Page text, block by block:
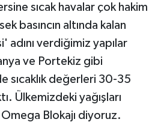
sıcak havalar çok hakim
basıncın altında kalan
adını verdiğimiz yapılar
ve Portekiz gibi
sıcaklık değerleri 30-35
Ülkemizdeki yağışları
Blokajı diyoruz.